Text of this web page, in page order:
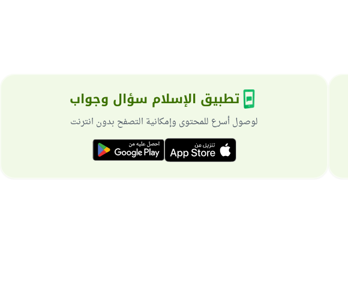
تطبيق الإسلام سؤال وجواب
لوصول أسرع للمحتوى وإمكانية التصفح بدون انترنت